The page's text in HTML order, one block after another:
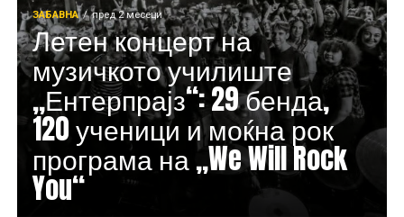
ЗАБАВНА пред 2 месеци
Летен концерт на
музичкото училиште
„Ентерпрајз“: 29 бенда,
120 ученици и моќна рок
програма на „We Will Rock
You“